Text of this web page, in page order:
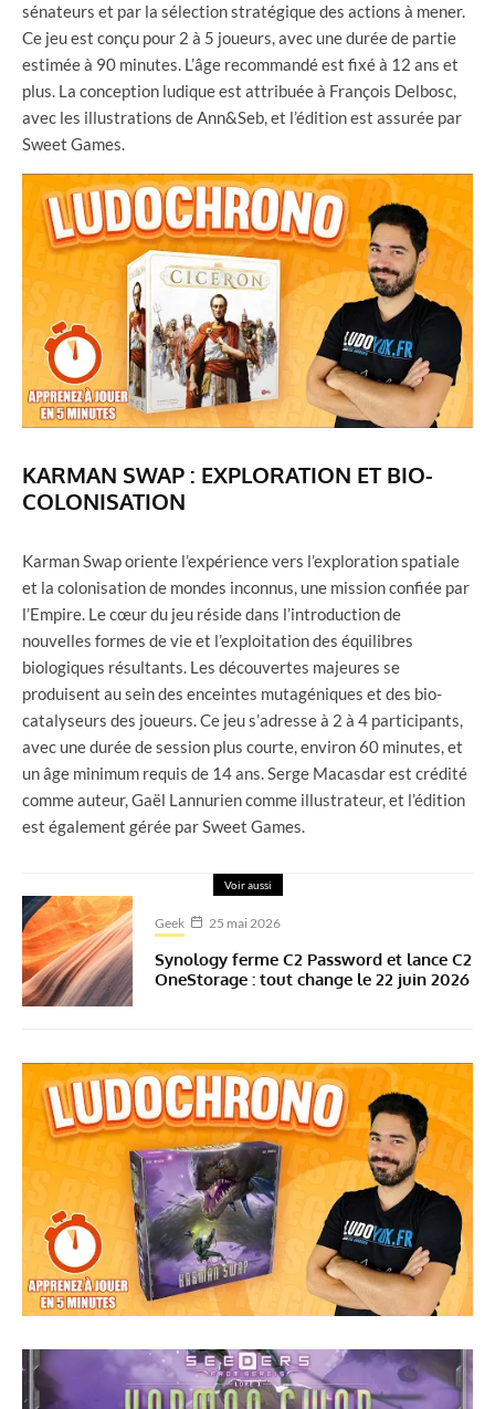
sénateurs et par la sélection stratégique des actions à mener.
Ce jeu est conçu pour 2 à 5 joueurs, avec une durée de partie
estimée à 90 minutes. L’âge recommandé est fixé à 12 ans et
plus. La conception ludique est attribuée à François Delbosc,
avec les illustrations de Ann&Seb, et l’édition est assurée par
Sweet Games.
KARMAN SWAP : EXPLORATION ET BIO-
COLONISATION
Karman Swap oriente l’expérience vers l’exploration spatiale
et la colonisation de mondes inconnus, une mission confiée par
l’Empire. Le cœur du jeu réside dans l’introduction de
nouvelles formes de vie et l’exploitation des équilibres
biologiques résultants. Les découvertes majeures se
produisent au sein des enceintes mutagéniques et des bio-
catalyseurs des joueurs. Ce jeu s’adresse à 2 à 4 participants,
avec une durée de session plus courte, environ 60 minutes, et
un âge minimum requis de 14 ans. Serge Macasdar est crédité
comme auteur, Gaël Lannurien comme illustrateur, et l’édition
est également gérée par Sweet Games.
Voir aussi
Geek 25 mai 2026
Synology ferme C2 Password et lance C2
OneStorage : tout change le 22 juin 2026